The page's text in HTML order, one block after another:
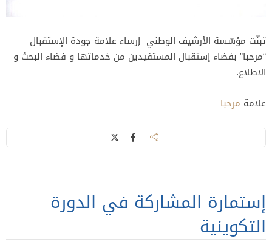
تبنّت مؤسّسة الأرشيف الوطني إرساء علامة جودة الإستقبال
“مرحبا” بفضاء إستقبال المستفيدين من خدماتها و فضاء البحث و
الاطلاع.
علامة مرحبا
إستمارة المشاركة في الدورة
التكوينية